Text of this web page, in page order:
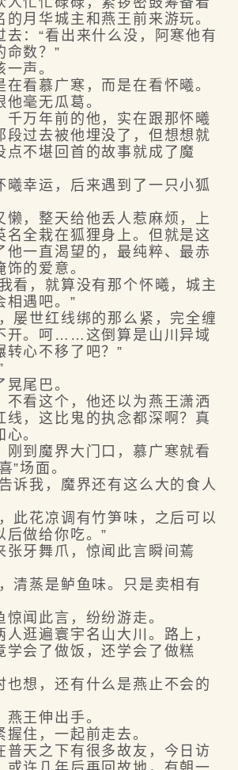
的月华城主和燕王前来游玩。
：“看出来什么没，阿寒他有
命数？”
声。
看慕广寒，而是在看怀曦。
毫无瓜葛。
万年前的他，实在跟那怀曦
段过去被他埋没了，但想想就
点不堪回首的故事就成了魔
幸运，后来遇到了一只小狐
，整天给他丢人惹麻烦，上
名全栽在狐狸身上。但就是这
他一直渴望的，最纯粹、最赤
的爱意。
，就算没有那个怀曦，城主
相遇吧。”
世红线绑的那么紧，完全缠
开。呵……这倒算是山川异域
转心不移了吧？”
尾巴。
看这个，他还以为燕王潇洒
线，这比鬼的执念都深啊？真
。
到魔界大门口，慕广寒就看
”场面。
我，魔界还有这么大的食人
花凉调有竹笋味，之后可以
后做给你吃。”
牙舞爪，惊闻此言瞬间蔫
蒸是鲈鱼味。只是卖相有
闻此言，纷纷游走。
逛遍寰宇名山大川。路上，
学会了做饭，还学会了做糕
想，还有什么是燕止不会的
王伸出手。
住，一起前走去。
天之下有很多故友，今日访